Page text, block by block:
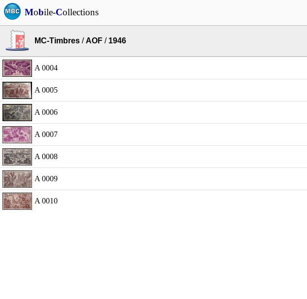
Mobile-Collections
MC-Timbres /AOF / 1946
A 0004
A 0005
A 0006
A 0007
A 0008
A 0009
A 0010